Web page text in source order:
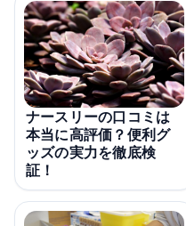
ナースリーの口コミは
本当に高評価？便利グ
ッズの実力を徹底検
証！